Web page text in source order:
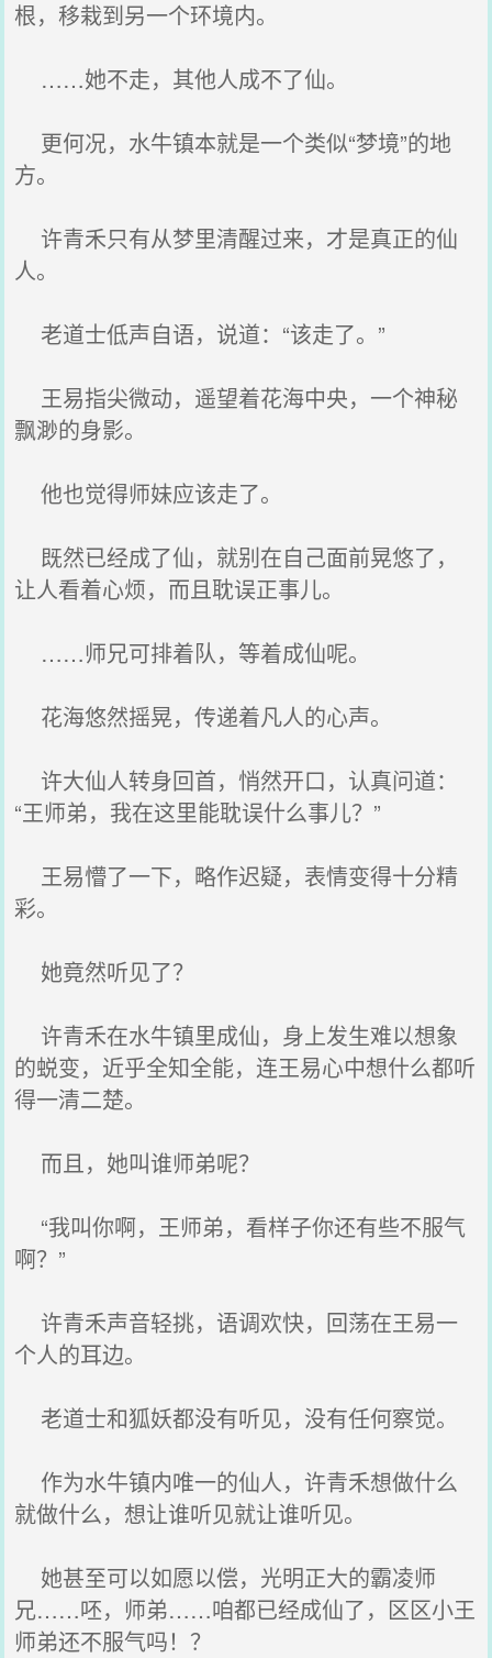
根，移栽到另一个环境内。
……她不走，其他人成不了仙。
更何况，水牛镇本就是一个类似“梦境”的地
方。
许青禾只有从梦里清醒过来，才是真正的仙
人。
老道士低声自语，说道：“该走了。”
王易指尖微动，遥望着花海中央，一个神秘
飘渺的身影。
他也觉得师妹应该走了。
既然已经成了仙，就别在自己面前晃悠了，
让人看着心烦，而且耽误正事儿。
……师兄可排着队，等着成仙呢。
花海悠然摇晃，传递着凡人的心声。
许大仙人转身回首，悄然开口，认真问道：
“王师弟，我在这里能耽误什么事儿？”
王易懵了一下，略作迟疑，表情变得十分精
彩。
她竟然听见了？
许青禾在水牛镇里成仙，身上发生难以想象
的蜕变，近乎全知全能，连王易心中想什么都听
得一清二楚。
而且，她叫谁师弟呢？
“我叫你啊，王师弟，看样子你还有些不服气
啊？”
许青禾声音轻挑，语调欢快，回荡在王易一
个人的耳边。
老道士和狐妖都没有听见，没有任何察觉。
作为水牛镇内唯一的仙人，许青禾想做什么
就做什么，想让谁听见就让谁听见。
她甚至可以如愿以偿，光明正大的霸凌师
兄……呸，师弟……咱都已经成仙了，区区小王
师弟还不服气吗！？